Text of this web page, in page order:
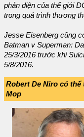
phản diện của thế giới
trong quá trình thương
Jesse Eisenberg cũng
Batman v Superman:
25/3/2016 trước khi
5/8/2016.
Robert De Niro có
Mop